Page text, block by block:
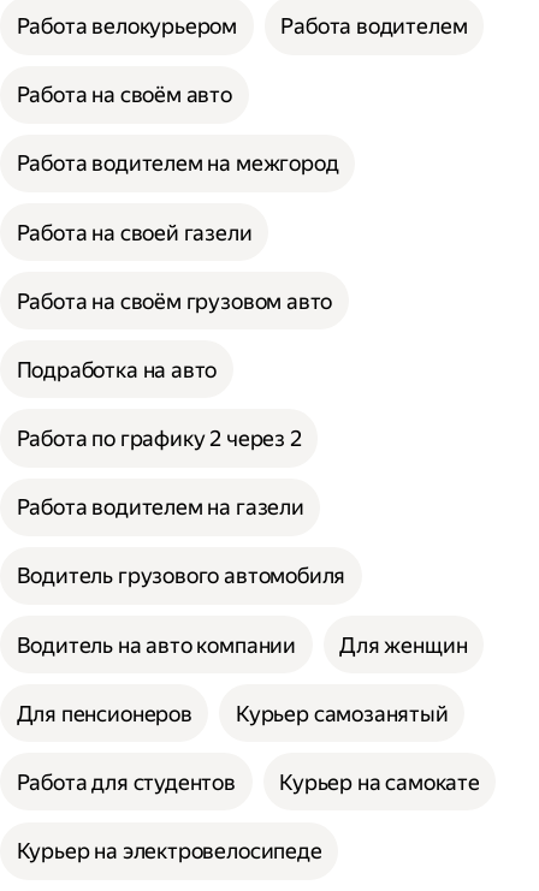
Работа велокурьером Работа водителем
Работа на своём авто
Работа водителем на межгород
Работа на своей газели
Работа на своём грузовом авто
Подработка на авто
Работа по графику 2 через 2
Работа водителем на газели
Водитель грузового автомобиля
Водитель на авто компании Для женщин
Для пенсионеров Курьер самозанятый
Работа для студентов Курьер на самокате
Курьер на электровелосипеде